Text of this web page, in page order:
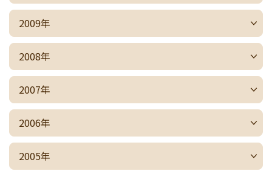
2009年
2008年
2007年
2006年
2005年